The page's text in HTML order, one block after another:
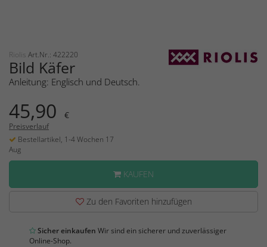
Riolis Art.Nr.: 422220
Bild Käfer
Anleitung: Englisch und Deutsch.
45,90 €
Preisverlauf
Bestellartikel, 1-4 Wochen 17
Aug
KAUFEN
Zu den Favoriten hinzufügen
Sicher einkaufen Wir sind ein sicherer und zuverlässiger
Online-Shop.